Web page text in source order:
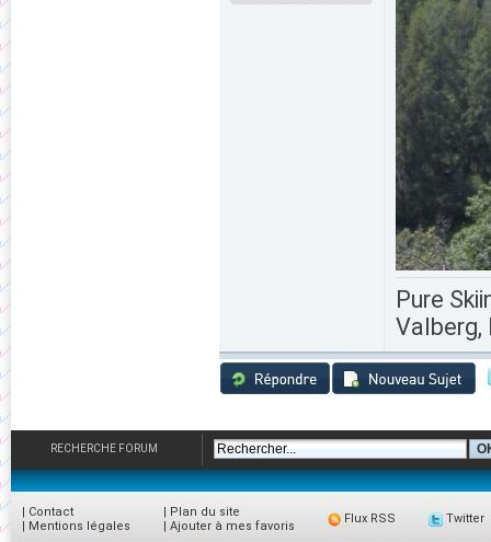
Pure
Valberg,
RECHERCHE FORUM
| Contact
| Mentions légales
| Plan du site
| Ajouter à mes favoris
Flux RSS Twitter